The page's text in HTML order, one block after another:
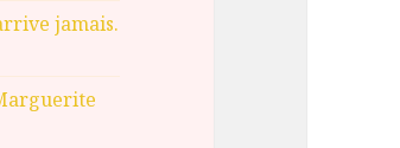
jamais.